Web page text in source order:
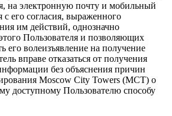
на электронную почту и мобильный
с его согласия, выраженного
им действий, однозначно
Пользователя и позволяющих
его волеизъявление на получение
вправе отказаться от получения
без объяснения причин
Moscow City Towers (МСТ) о
доступному Пользователю способу